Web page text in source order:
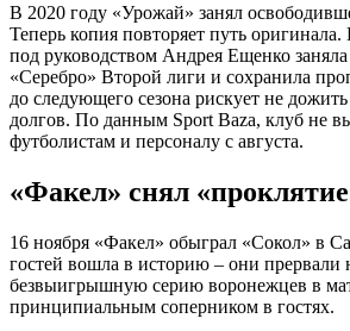
В 2020 году «Урожай» занял
Теперь копия повторяет путь
под руководством Андрея Ещенко
«Серебро» Второй лиги и сохранила
до следующего сезона рискует не
долгов. По данным Sport Baza, клуб не
футболистам и персоналу с августа.
«Факел» снял
16 ноября «Факел» обыграл «Сокол» в
гостей вошла в историю – они прервали
безвыигрышную серию воронежцев в
принципиальным соперником в гостях.